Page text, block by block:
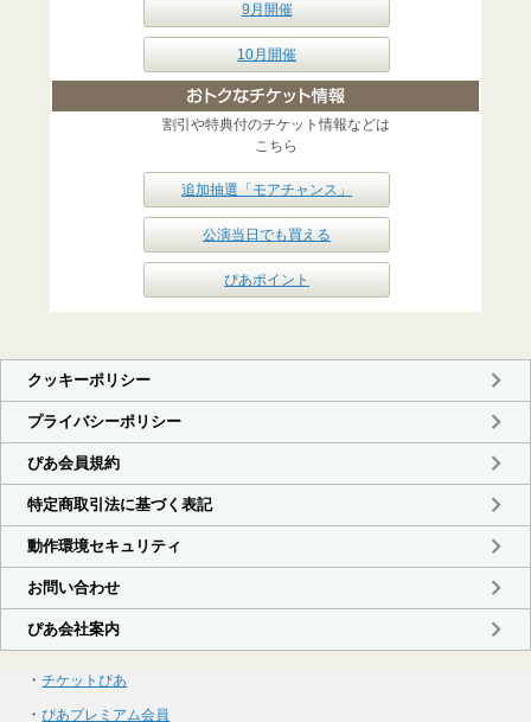
9月開催
10月開催
割引や特典付のチケット情報などは
こちら
追加抽選「モアチャンス」
公演当日でも買える
ぴあポイント
・チケットぴあ
・ぴあプレミアム会員